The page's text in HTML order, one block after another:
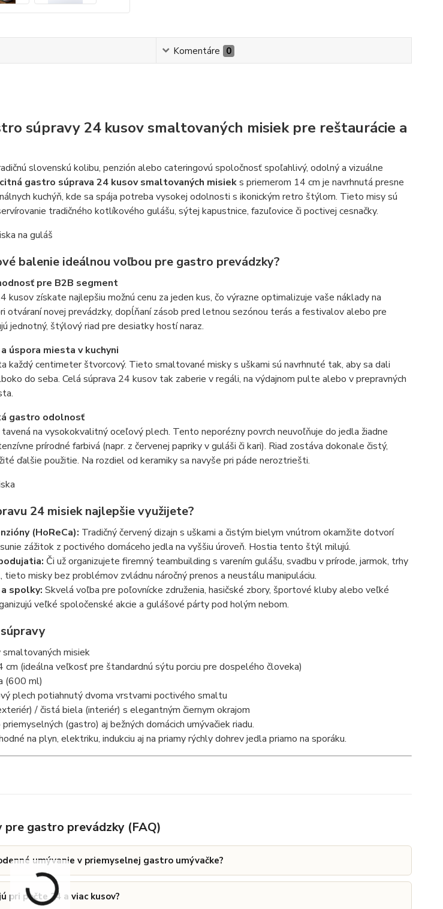
Komentáre 0
súpravy 24 kusov smaltovaných misiek pre reštaurácie a
slovenskú kolibu, penzión alebo cateringovú spoločnosť spoľahlivý, odolný a vizuálne
gastro súprava 24 kusov smaltovaných misieks priemerom 14 cm je navrhnutá presne
kuchýň, kde sa spája potreba vysokej odolnosti s ikonickým retro štýlom. Tieto misy sú
tradičného kotlíkového gulášu, sýtej kapustnice, fazuľovice či poctivej cesnačky.
balenie ideálnou voľbou pre gastro prevádzky?
pre B2B segment
získate najlepšiu možnú cenu za jeden kus, čo výrazne optimalizuje vaše náklady na
otváraní novej prevádzky, dopĺňaní zásob pred letnou sezónou terás a festivalov alebo pre
jednotný, štýlový riad pre desiatky hostí naraz.
úspora miesta v kuchyni
každý centimeter štvorcový. Tieto smaltované misky s uškami sú navrhnuté tak, aby sa dali
do seba. Celá súprava 24 kusov tak zaberie v regáli, na výdajnom pulte alebo v prepravných
gastro odolnosť
na vysokokvalitný oceľový plech. Tento neporézny povrch neuvoľňuje do jedla žiadne
prírodné farbivá (napr. z červenej papriky v guláši či kari). Riad zostáva dokonale čistý,
ďalšie použitie. Na rozdiel od keramiky sa navyše pri páde neroztriešti.
24 misiek najlepšie využijete?
(HoReCa): Tradičný červený dizajn s uškami a čistým bielym vnútrom okamžite dotvorí
zážitok z poctivého domáceho jedla na vyššiu úroveň. Hostia tento štýl milujú.
Či už organizujete firemný teambuilding s varením gulášu, svadbu v prírode, jarmok, trhy
misky bez problémov zvládnu náročný prenos a neustálu manipuláciu.
spolky: Skvelá voľba pre poľovnícke združenia, hasičské zbory, športové kluby alebo veľké
veľké spoločenské akcie a gulášové párty pod holým nebom.
misiek
cm (ideálna veľkosť pre štandardnú sýtu porciu pre dospelého človeka)
(600 ml)
plech potiahnutý dvoma vrstvami poctivého smaltu
/ čistá biela (interiér) s elegantným čiernym okrajom
(gastro) aj bežných domácich umývačiek riadu.
na plyn, elektriku, indukciu aj na priamy rýchly dohrev jedla priamo na sporáku.
gastro prevádzky (FAQ)
umývanie v priemyselnej gastro umývačke?
pri počte 24 a viac kusov?